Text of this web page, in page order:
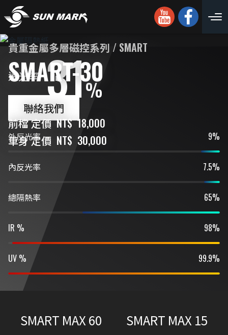
貴重金屬多層磁控系列 / SMART
SMART-30
聯絡我們
前檔 定價 NT$ 18,000
車身 定價 NT$ 30,000
IR % 98%
UV % 99.9%
外反光率 9%
內反光率 7.5%
總隔熱率 65%
厚度 (mil)：1.5 mil
透光率 31%
SMART MAX 60 SMART MAX 15